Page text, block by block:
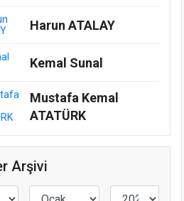
Harun ATALAY
Kemal Sunal
Mustafa Kemal
ATATÜRK
Arşivi